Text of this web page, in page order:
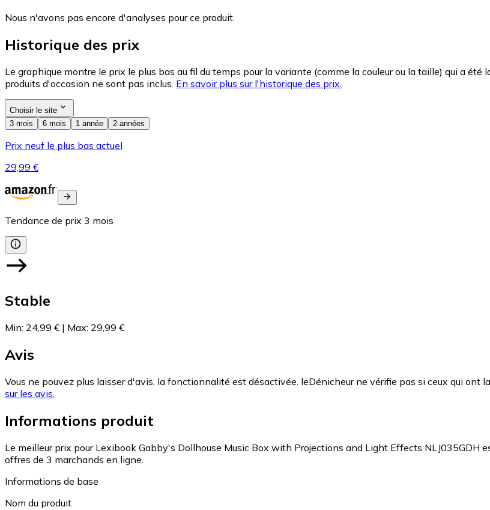
Nous n'avons pas encore d'analyses pour ce produit.
Historique des prix
Le graphique montre le prix le plus bas au fil du temps pour la variante (comme la couleur ou la taille) qui a
produits d'occasion ne sont pas inclus. En savoir plus sur l'historique des prix.
Choisir le site
3 mois
6 mois 1 année 2 années
Prix neuf le plus bas actuel
29,99 €
Tendance de prix 3 mois
Stable
Min: 24,99 € | Max: 29,99 €
Avis
Vous ne pouvez plus laisser d'avis, la fonctionnalité est désactivée. leDénicheur ne vérifie pas si ceux qui ont
sur les avis.
Informations produit
Le meilleur prix pour Lexibook Gabby's Dollhouse Music Box with Projections and Light Effects NLJ035GDH
offres de 3 marchands en ligne.
Informations de base
Nom du produit